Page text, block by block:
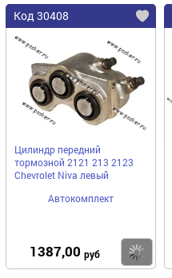
Купить
Код 30408
Цилиндр передний
тормозной 2121 213 2123
Chevrolet Niva левый
Автокомплект
1387,00 руб